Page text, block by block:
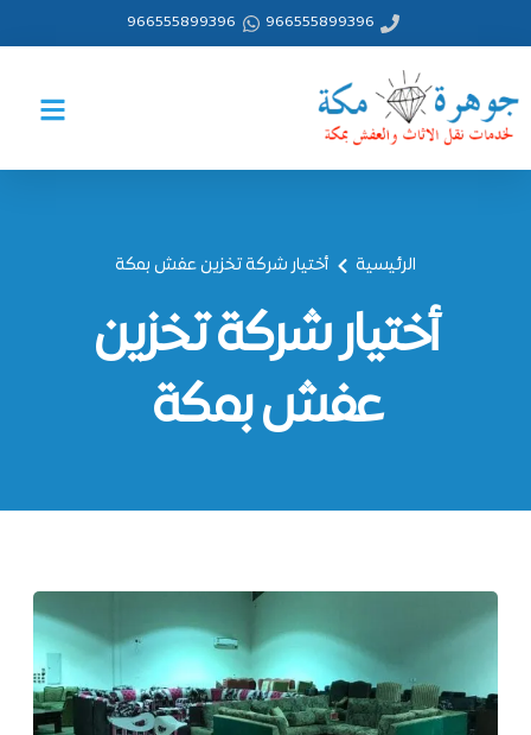
966555899396
966555899396
الرئيسية أختيار شركة تخزين عفش بمكة
أختيار شركة تخزين
عفش بمكة